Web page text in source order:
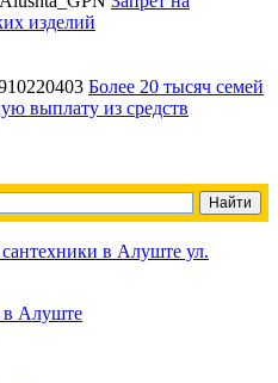
изделий
Более 20 тысяч семей
выплату из средств